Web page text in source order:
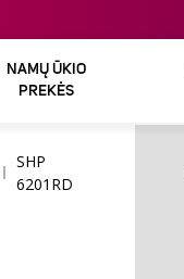
NAMŲ ŪKIO
PREKĖS
SHP
6201RD